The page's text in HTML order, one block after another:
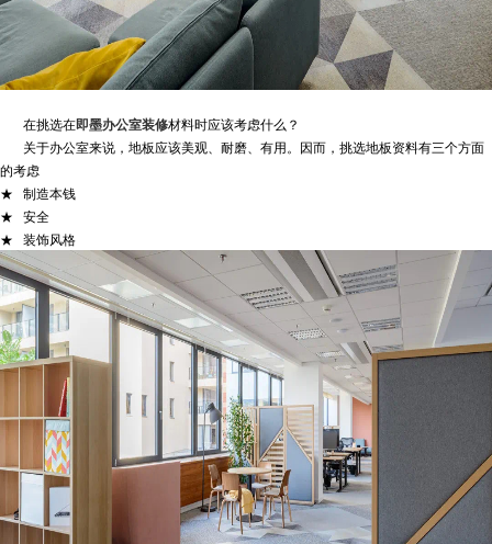
在挑选在即墨办公室装修材料时应该考虑什么？
关于办公室来说，地板应该美观、耐磨、有用。因而，挑选地板资料有三个方面
的考虑
★ 制造本钱
★ 安全
★ 装饰风格